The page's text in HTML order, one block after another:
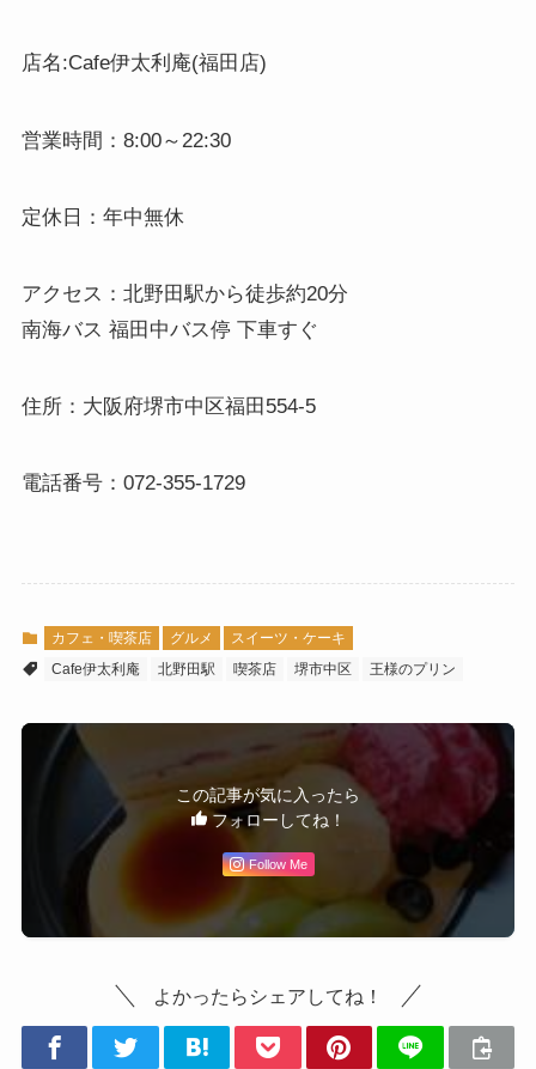
店名:Cafe伊太利庵(福田店)
営業時間：8:00～22:30
定休日：年中無休
アクセス：北野田駅から徒歩約20分
南海バス 福田中バス停 下車すぐ
住所：大阪府堺市中区福田554-5
電話番号：072-355-1729
カフェ・喫茶店 グルメ
スイーツ・ケーキ
Cafe伊太利庵
北野田駅 喫茶店 堺市中区 王様のプリン
この記事が気に入ったら
フォローしてね！
Follow Me
よかったらシェアしてね！